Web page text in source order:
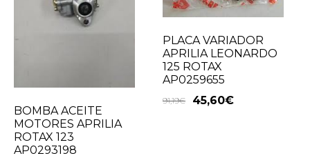
BOMBA ACEITE
MOTORES APRILIA
ROTAX 123
AP0293198
PLACA VARIADOR
APRILIA LEONARDO
125 ROTAX
AP0259655
91,19€ 45,60€